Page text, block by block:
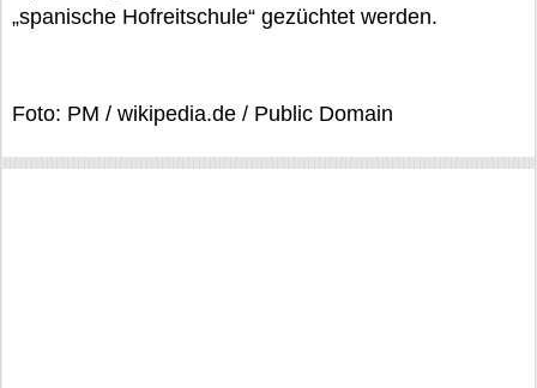
„spanische Hofreitschule“ gezüchtet werden.
Foto: PM / wikipedia.de / Public Domain